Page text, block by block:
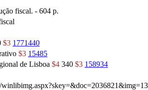
fiscal. - 604 p.
$3 1771440
$3 15485
de Lisboa $4 340 $3 158934